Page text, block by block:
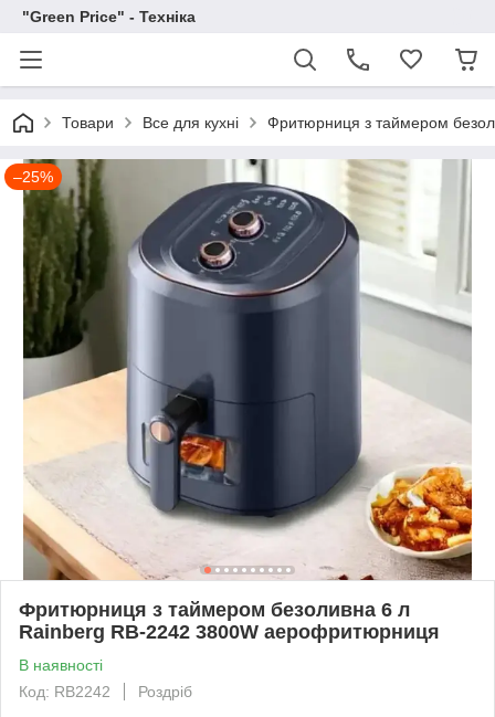
"Green Price" - Техніка
Товари Все для кухні Фритюрниця з таймером
–25%
Фритюрниця з таймером безоливна 6 л
Rainberg RB-2242 3800W аерофритюрниця
В наявності
Код: RB2242
Роздріб